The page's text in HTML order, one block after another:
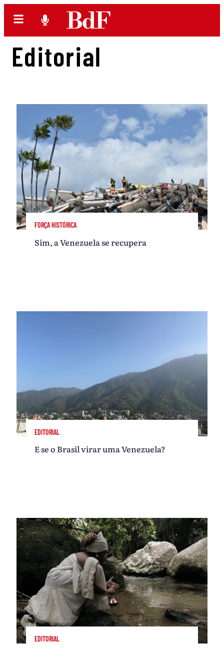
Editorial
FORÇA HISTÓRICA
Sim, a Venezuela se recupera
EDITORIAL
E se o Brasil virar uma Venezuela?
EDITORIAL